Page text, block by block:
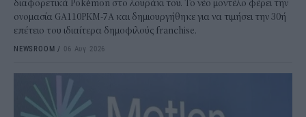
διαφορετικά Pokémon στο λουράκι του. Το νέο μοντέλο φέρει την
ονομασία GA110PKM-7A και δημιουργήθηκε για να τιμήσει την 30ή
επέτειο του ιδιαίτερα δημοφιλούς franchise.
NEWSROOM / 06 Αυγ 2026